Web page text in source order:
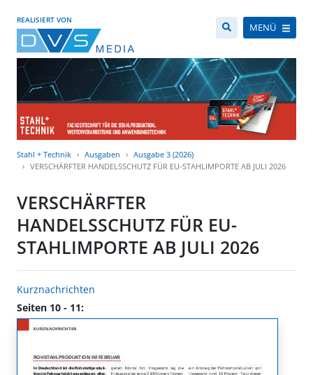
REALISIERT VON
MENÜ
Stahl + Technik Ausgaben
Ausgabe 3 (2026)
VERSCHÄRFTER HANDELSSCHUTZ FÜR EU-STAHLIMPORTE AB JULI 2026
VERSCHÄRFTER
HANDELSSCHUTZ FÜR EU-
STAHLIMPORTE AB JULI 2026
Kurznachrichten
Seiten 10 - 11: